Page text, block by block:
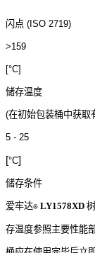
闪点 (ISO 2719)
>159
[°C]
储存温度
(在初始包装桶中获取
5 - 25
[°C]
储存条件
爱牢达® LY1578XD
存温度参照主要性能